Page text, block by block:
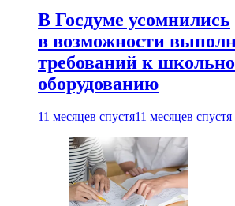
В Госдуме усомнились
в возможности
требований к
оборудованию
11 месяцев спустя11 месяцев спустя